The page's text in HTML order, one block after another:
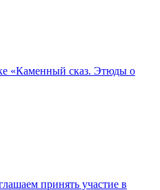
«Каменный сказ. Этюды о
принять участие в